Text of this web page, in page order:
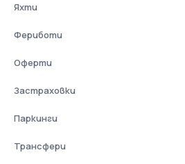
Яхти
Фериботи
Оферти
Застраховки
Паркинги
Трансфери